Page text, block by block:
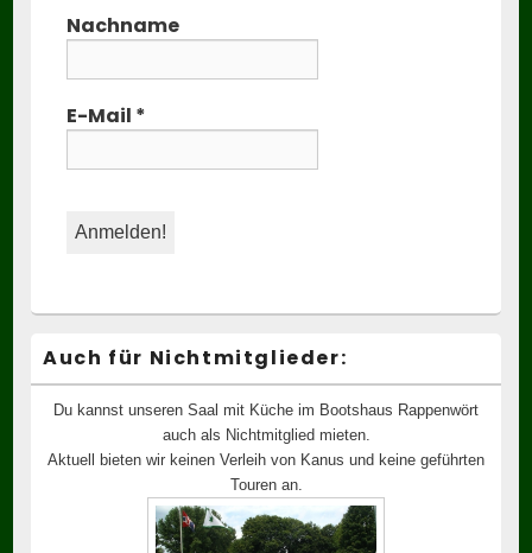
Nachname
E-Mail *
Auch für Nichtmitglieder:
Du kannst unseren Saal mit Küche im Bootshaus Rappenwört
auch als Nichtmitglied mieten.
Aktuell bieten wir keinen Verleih von Kanus und keine geführten
Touren an.